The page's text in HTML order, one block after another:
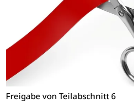
Freigabe von Teilabschnitt 6